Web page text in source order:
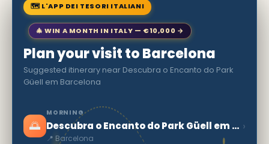
🗺 L'APP DEI TESORI ITALIANI
🎄 WIN A MONTH IN ITALY — €10,000 →
Plan your visit to Barcelona
Suggested itinerary near Descubra o Encanto do Park
Güell em Barcelona
🌅
MORNING
Descubra o Encanto do Park Güell em Barcelona
📍 Barcelona
›